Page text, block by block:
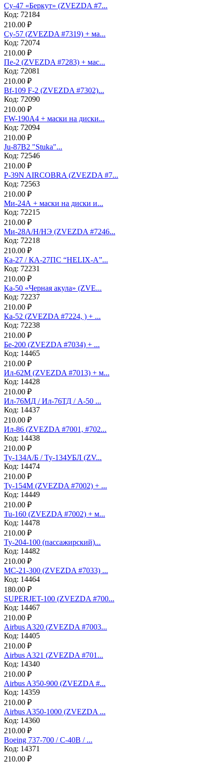
Су-47 «Беркут» (ZVEZDA #7...
Код: 72184
210.00 ₽
Су-57 (ZVEZDA #7319) + ма...
Код: 72074
210.00 ₽
Пе-2 (ZVEZDA #7283) + мас...
Код: 72081
210.00 ₽
Bf-109 F-2 (ZVEZDA #7302)...
Код: 72090
210.00 ₽
FW-190A4 + маски на диски...
Код: 72094
210.00 ₽
Ju-87B2 "Stuka"...
Код: 72546
210.00 ₽
P-39N AIRCOBRA (ZVEZDA #7...
Код: 72563
210.00 ₽
Ми-24А + маски на диски и...
Код: 72215
210.00 ₽
Ми-28А/Н/НЭ (ZVEZDA #7246...
Код: 72218
210.00 ₽
Ка-27 / КА-27ПС “HELIX-A”...
Код: 72231
210.00 ₽
Ка-50 «Черная акула» (ZVE...
Код: 72237
210.00 ₽
Ка-52 (ZVEZDA #7224, ) + ...
Код: 72238
210.00 ₽
Бе-200 (ZVEZDA #7034) + ...
Код: 14465
210.00 ₽
Ил-62М (ZVEZDA #7013) + м...
Код: 14428
210.00 ₽
Ил-76МД / Ил-76ТД / А-50 ...
Код: 14437
210.00 ₽
Ил-86 (ZVEZDA #7001, #702...
Код: 14438
210.00 ₽
Ту-134А/Б / Ту-134УБЛ (ZV...
Код: 14474
210.00 ₽
Ту-154М (ZVEZDA #7002) + ...
Код: 14449
210.00 ₽
Tu-160 (ZVEZDA #7002) + м...
Код: 14478
210.00 ₽
Ту-204-100 (пассажирский)...
Код: 14482
210.00 ₽
МС-21-300 (ZVEZDA #7033) ...
Код: 14464
180.00 ₽
SUPERJET-100 (ZVEZDA #700...
Код: 14467
210.00 ₽
Аirbus A320 (ZVEZDA #7003...
Код: 14405
210.00 ₽
Аirbus A321 (ZVEZDA #701...
Код: 14340
210.00 ₽
Airbus A350-900 (ZVEZDA #...
Код: 14359
210.00 ₽
Airbus A350-1000 (ZVEZDA ...
Код: 14360
210.00 ₽
Boeing 737-700 / C-40B / ...
Код: 14371
210.00 ₽